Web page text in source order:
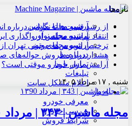
آرشیو مجله ماشین
آرشیو مجله نوآور
آرشیو مجله موتور
درباره ما
تماس با ما
تبلیغات
اعلام مشکل سایت
اخبار
معرفی خودرو
بررسی خودرو
شرایط فروش
تازه‌ها
از رشد قیمت‌ها تا نگرانی درباره
انتقاد نماینده مجلس از واگذاری
ترخیص اتوبوس‌های چینی تهران
هشدار درباره فروش حواله‌های
آرامش بازار خودرو موقتی است؟
شنبه , ۱۷ مرداد ۱۴۰۵
مجله ماشین | ۳۴۳ | مرداد ۱۳۹۰